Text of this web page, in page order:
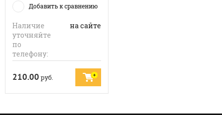
Добавить к сравнению
Наличие
уточняйте
по
телефону:
на сайте
210.00 руб.